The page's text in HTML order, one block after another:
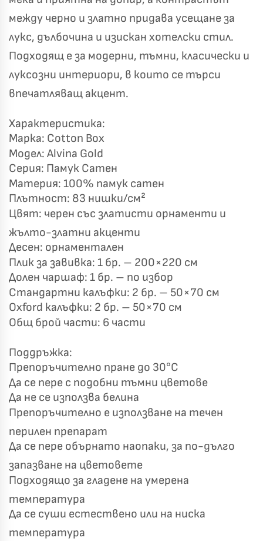
между черно и златно придава усещане за
лукс, дълбочина и изискан хотелски стил.
Подходящ е за модерни, тъмни, класически и
луксозни интериори, в които се търси
впечатляващ акцент.
Характеристика:
Марка: Cotton Box
Модел: Alvina Gold
Серия: Памук Сатен
Материя: 100% памук сатен
Плътност: 83 нишки/см²
Цвят: черен със златисти орнаменти и
жълто-златни акценти
Десен: орнаментален
Плик за завивка: 1 бр. – 200×220 см
Долен чаршаф: 1 бр. – по избор
Стандартни калъфки: 2 бр. – 50×70 см
Oxford калъфки: 2 бр. – 50×70 см
Общ брой части: 6 части
Поддръжка:
Препоръчително пране до 30°C
Да се пере с подобни тъмни цветове
Да не се използва белина
Препоръчително е използване на течен
перилен препарат
Да се пере обърнато наопаки, за по-дълго
запазване на цветовете
Подходящо за гладене на умерена
температура
Да се суши естествено или на ниска
температура
Бяло и Небесносиньо
Светлосиво и Антрацит